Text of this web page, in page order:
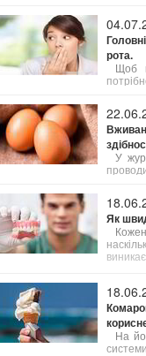
на
де
можна
рота.
Щоб
У
що
Як
На